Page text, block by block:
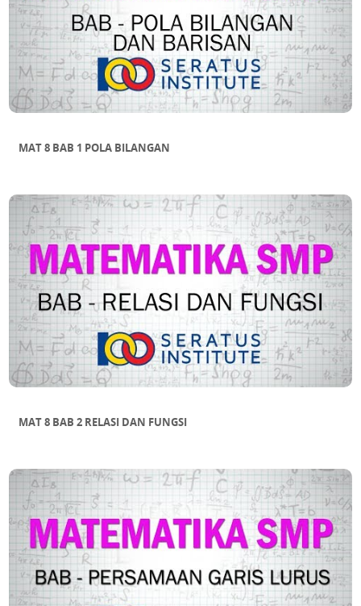
MAT 8 BAB 1 POLA BILANGAN
MAT 8 BAB 2 RELASI DAN FUNGSI